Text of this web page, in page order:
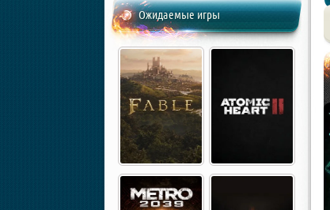
Ожидаемые игры